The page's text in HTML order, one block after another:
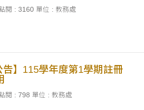
閱 : 3160 單位 : 教務處
告】115學年度第1學期註冊
閱 : 798 單位 : 教務處